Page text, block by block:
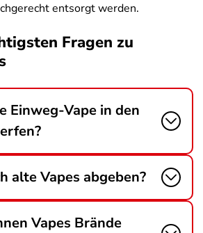
entsorgt werden.
Fragen zu
Einweg-Vape in den
alte Vapes abgeben?
Vapes Brände